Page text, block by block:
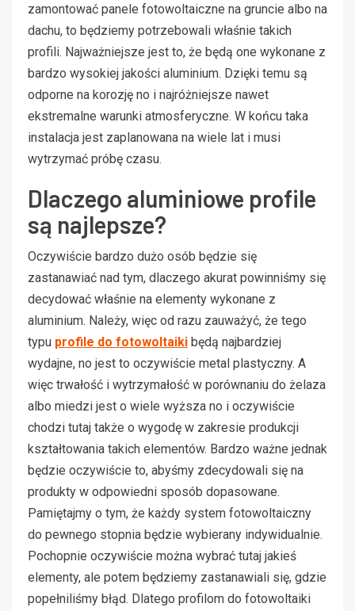
zamontować panele fotowoltaiczne na gruncie albo na
dachu, to będziemy potrzebowali właśnie takich
profili. Najważniejsze jest to, że będą one wykonane z
bardzo wysokiej jakości aluminium. Dzięki temu są
odporne na korozję no i najróżniejsze nawet
ekstremalne warunki atmosferyczne. W końcu taka
instalacja jest zaplanowana na wiele lat i musi
wytrzymać próbę czasu.
Dlaczego aluminiowe profile
są najlepsze?
Oczywiście bardzo dużo osób będzie się
zastanawiać nad tym, dlaczego akurat powinniśmy się
decydować właśnie na elementy wykonane z
aluminium. Należy, więc od razu zauważyć, że tego
typu profile do fotowoltaiki będą najbardziej
wydajne, no jest to oczywiście metal plastyczny. A
więc trwałość i wytrzymałość w porównaniu do żelaza
albo miedzi jest o wiele wyższa no i oczywiście
chodzi tutaj także o wygodę w zakresie produkcji
kształtowania takich elementów. Bardzo ważne jednak
będzie oczywiście to, abyśmy zdecydowali się na
produkty w odpowiedni sposób dopasowane.
Pamiętajmy o tym, że każdy system fotowoltaiczny
do pewnego stopnia będzie wybierany indywidualnie.
Pochopnie oczywiście można wybrać tutaj jakieś
elementy, ale potem będziemy zastanawiali się, gdzie
popełniliśmy błąd. Dlatego profilom do fotowoltaiki